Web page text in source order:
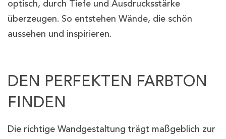
optisch, durch Tiefe und Ausdrucksstärke
überzeugen. So entstehen Wände, die schön
aussehen und inspirieren.
DEN PERFEKTEN FARBTON
FINDEN
Die richtige Wandgestaltung trägt maßgeblich zur